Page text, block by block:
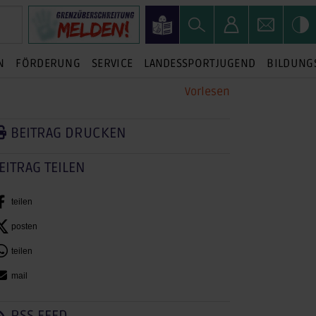
FÖRDERUNG SERVICE LANDESSPORTJUGEND
Vorlesen
BEITRAG DRUCKEN
TEILEN
teilen
posten
teilen
mail